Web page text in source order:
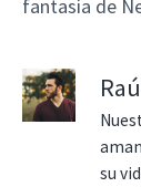
fantasía de
su